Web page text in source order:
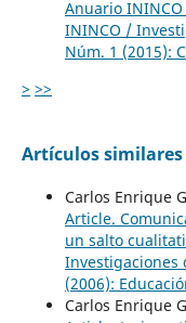
Anuario ININCO
ININCO /
Núm. 1 (2015):
> >>
Artículos similares
Carlos Enrique
Article.
un salto
Investigaciones
(2006):
Carlos Enrique